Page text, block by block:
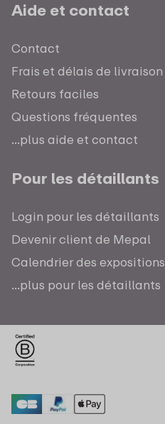
Aide et contact
Contact
Frais et délais de livraison
Retours faciles
Questions fréquentes
...plus aide et contact
Pour les détaillants
Login pour les détaillants
Devenir client de Mepal
Calendrier des expositions
...plus pour les détaillants